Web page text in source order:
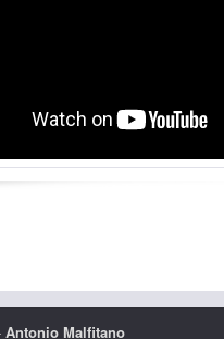
Antonio Malfitano